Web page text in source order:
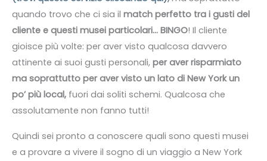
quando trovo che ci sia il match perfetto tra i gusti del
cliente e questi musei particolari… BINGO! Il cliente
gioisce più volte: per aver visto qualcosa davvero
attinente ai suoi gusti personali, per aver risparmiato
ma soprattutto per aver visto un lato di New York un
po’ più local, fuori dai soliti schemi. Qualcosa che
assolutamente non fanno tutti!
Quindi sei pronto a conoscere quali sono questi musei
e a provare a vivere il sogno di un viaggio a New York